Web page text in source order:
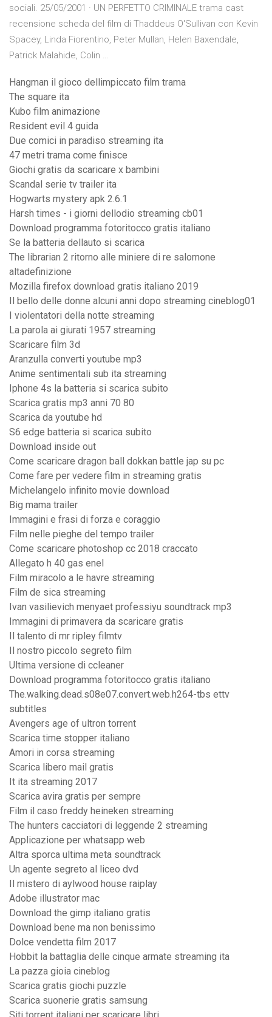
sociali. 25/05/2001 · UN PERFETTO CRIMINALE trama cast
recensione scheda del film di Thaddeus O'Sullivan con Kevin
Spacey, Linda Fiorentino, Peter Mullan, Helen Baxendale,
Patrick Malahide, Colin …
Hangman il gioco dellimpiccato film trama
The square ita
Kubo film animazione
Resident evil 4 guida
Due comici in paradiso streaming ita
47 metri trama come finisce
Giochi gratis da scaricare x bambini
Scandal serie tv trailer ita
Hogwarts mystery apk 2.6.1
Harsh times - i giorni dellodio streaming cb01
Download programma fotoritocco gratis italiano
Se la batteria dellauto si scarica
The librarian 2 ritorno alle miniere di re salomone
altadefinizione
Mozilla firefox download gratis italiano 2019
Il bello delle donne alcuni anni dopo streaming cineblog01
I violentatori della notte streaming
La parola ai giurati 1957 streaming
Scaricare film 3d
Aranzulla converti youtube mp3
Anime sentimentali sub ita streaming
Iphone 4s la batteria si scarica subito
Scarica gratis mp3 anni 70 80
Scarica da youtube hd
S6 edge batteria si scarica subito
Download inside out
Come scaricare dragon ball dokkan battle jap su pc
Come fare per vedere film in streaming gratis
Michelangelo infinito movie download
Big mama trailer
Immagini e frasi di forza e coraggio
Film nelle pieghe del tempo trailer
Come scaricare photoshop cc 2018 craccato
Allegato h 40 gas enel
Film miracolo a le havre streaming
Film de sica streaming
Ivan vasilievich menyaet professiyu soundtrack mp3
Immagini di primavera da scaricare gratis
Il talento di mr ripley filmtv
Il nostro piccolo segreto film
Ultima versione di ccleaner
Download programma fotoritocco gratis italiano
The.walking.dead.s08e07.convert.web.h264-tbs ettv
subtitles
Avengers age of ultron torrent
Scarica time stopper italiano
Amori in corsa streaming
Scarica libero mail gratis
It ita streaming 2017
Scarica avira gratis per sempre
Film il caso freddy heineken streaming
The hunters cacciatori di leggende 2 streaming
Applicazione per whatsapp web
Altra sporca ultima meta soundtrack
Un agente segreto al liceo dvd
Il mistero di aylwood house raiplay
Adobe illustrator mac
Download the gimp italiano gratis
Download bene ma non benissimo
Dolce vendetta film 2017
Hobbit la battaglia delle cinque armate streaming ita
La pazza gioia cineblog
Scarica gratis giochi puzzle
Scarica suonerie gratis samsung